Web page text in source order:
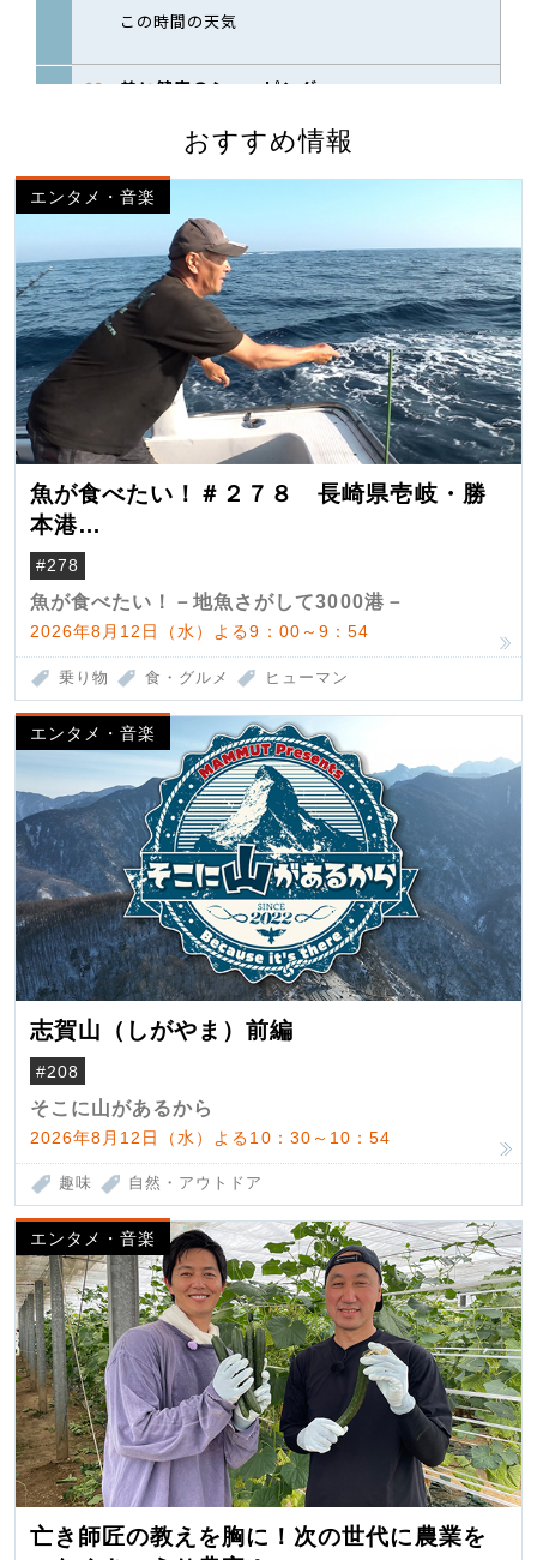
おすすめ情報
エンタメ・音楽
魚が食べたい！＃２７８ 長崎県壱岐・勝
本港
（クロマグロ）
#278
魚が食べたい！－地魚さがして3000港－
2026年8月12日（水）よる9：00～9：54
乗り物 食・グルメ ヒューマン
エンタメ・音楽
志賀山（しがやま）前編
#208
そこに山があるから
2026年8月12日（水）よる10：30～10：54
趣味 自然・アウトドア
エンタメ・音楽
亡き師匠の教えを胸に！次の世代に農業を